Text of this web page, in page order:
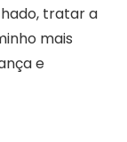
tratar a
mais
e